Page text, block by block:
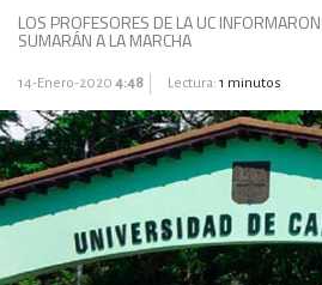
LOS PROFESORES DE LA UC
SUMARÁN A LA MARCHA
14-Enero-2020 4:48 Lectura: 1 minutos